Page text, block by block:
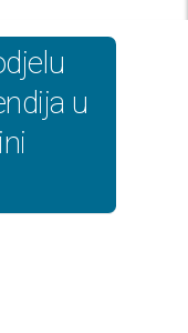
u